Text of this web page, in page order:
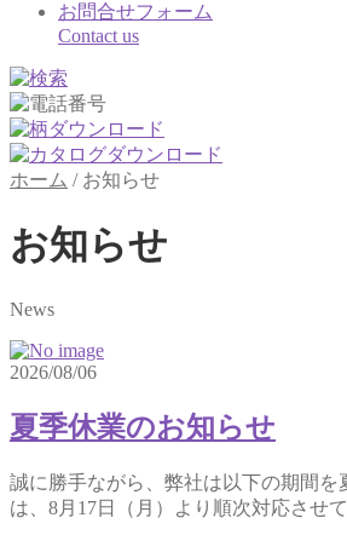
お問合せフォーム
Contact us
ホーム / お知らせ
お知らせ
News
2026/08/06
夏季休業のお知らせ
誠に勝手ながら、弊社は以下の期間を
は、8月17日（月）より順次対応させ